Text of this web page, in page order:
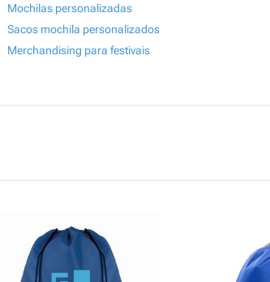
Mochilas personalizadas
Sacos mochila personalizados
Merchandising para festivais